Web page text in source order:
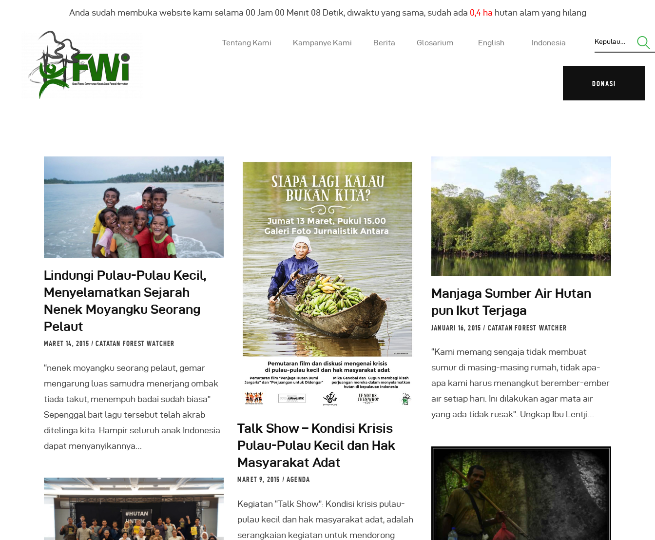
Anda sudah membuka website kami selama 00 Jam 00 Menit 09Detik, diwaktu yang sama, sudah ada 0,4 ha hutan alam yang hilang
Tentang Kami Kampanye Kami Berita Glosarium English Indonesia
DONASI
Berita
Glosarium
English
Indonesia
Lindungi Pulau-Pulau Kecil,
Menyelamatkan Sejarah
Nenek Moyangku Seorang
Pelaut
MARET 14, 2015 CATATAN FOREST WATCHER
“nenek moyangku seorang pelaut, gemar
mengarung luas samudra menerjang ombak
tiada takut, menempuh badai sudah biasa”
Sepenggal bait lagu tersebut telah akrab
ditelinga kita. Hampir seluruh anak Indonesia
dapat menyanyikannya…
Talk Show – Kondisi Krisis
Pulau-Pulau Kecil dan Hak
Masyarakat Adat
MARET 9, 2015 AGENDA
Kegiatan “Talk Show”: Kondisi krisis pulau-
pulau kecil dan hak masyarakat adat, adalah
serangkaian kegiatan untuk mendorong
Manjaga Sumber Air Hutan
pun Ikut Terjaga
JANUARI 16, 2015 CATATAN FOREST WATCHER
“Kami memang sengaja tidak membuat
sumur di masing-masing rumah, tidak apa-
apa kami harus menangkut berember-ember
air setiap hari. Ini dilakukan agar mata air
yang ada tidak rusak”. Ungkap Ibu Lentji…